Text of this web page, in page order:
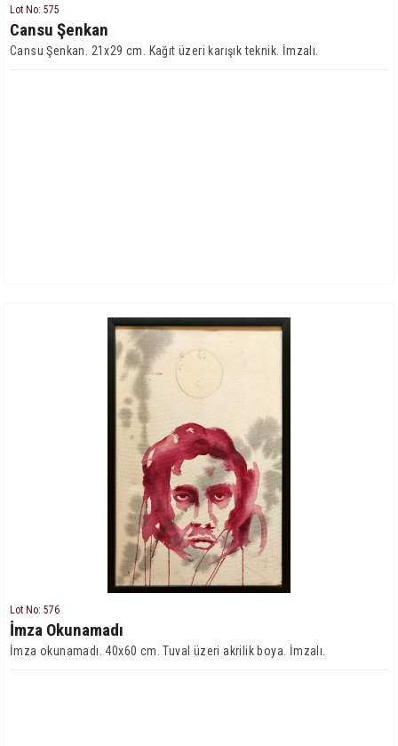
Lot No: 575
Cansu Şenkan
Cansu Şenkan. 21x29 cm. Kağıt üzeri karışık teknik. İmzalı.
Lot No: 576
İmza Okunamadı
İmza okunamadı. 40x60 cm. Tuval üzeri akrilik boya. İmzalı.